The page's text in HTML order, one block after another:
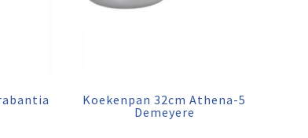
Koekenpan 32cm Athena-5
Demeyere